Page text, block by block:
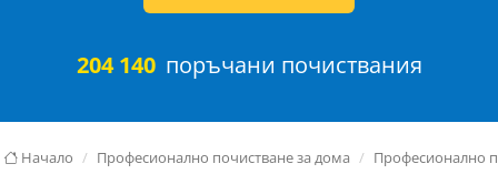
204 140 поръчани почиствания
Начало Професионално почистване за дома Професионално